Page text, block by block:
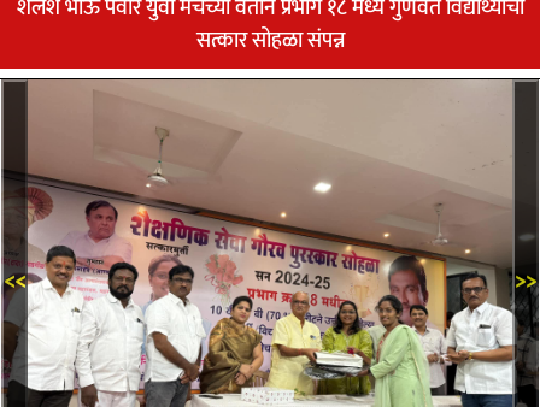
शैलेश भाऊ पवार युवा मंचच्या वतीने प्रभाग १८ मध्ये गुणवंत विद्यार्थ्यांचा
सत्कार सोहळा संपन्न
<< >>